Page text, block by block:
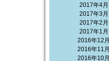
2017年4月
2017年3月
2017年2月
2017年1月
2016年12月
2016年11月
2016年10月